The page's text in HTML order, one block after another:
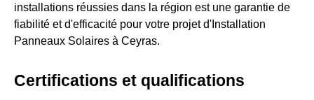
installations réussies dans la région est une garantie de
fiabilité et d'efficacité pour votre projet d'Installation
Panneaux Solaires à Ceyras.
Certifications et qualifications